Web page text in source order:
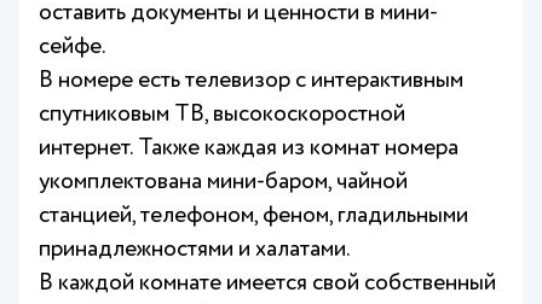
оставить документы и ценности в мини-
сейфе.
В номере есть телевизор с интерактивным
спутниковым ТВ, высокоскоростной
интернет. Также каждая из комнат номера
укомплектована мини-баром, чайной
станцией, телефоном, феном, гладильными
принадлежностями и халатами.
В каждой комнате имеется свой собственный